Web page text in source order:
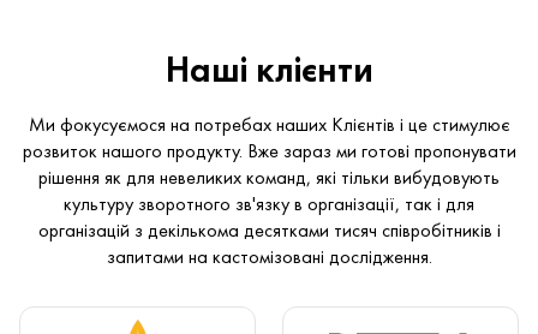
Наші клієнти
Ми фокусуємося на потребах наших Клієнтів і це стимулює
розвиток нашого продукту. Вже зараз ми готові пропонувати
рішення як для невеликих команд, які тільки вибудовують
культуру зворотного зв'язку в організації, так і для
організацій з декількома десятками тисяч співробітників і
запитами на кастомізовані дослідження.